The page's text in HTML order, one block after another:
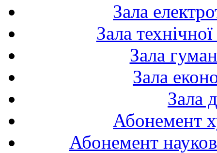
Зала
Зала
Зала
Зала
Зала
Абонемент
Абонемент